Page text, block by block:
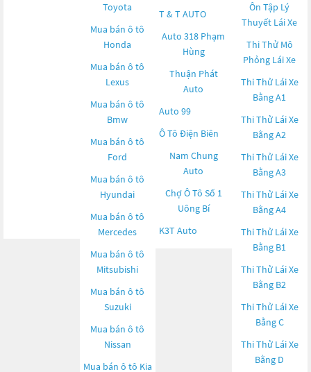
Toyota
Mua bán ô tô
Honda
Mua bán ô tô
Lexus
Mua bán ô tô
Bmw
Mua bán ô tô
Ford
Mua bán ô tô
Hyundai
Mua bán ô tô
Mercedes
Mua bán ô tô
Mitsubishi
Mua bán ô tô
Suzuki
Mua bán ô tô
Nissan
Mua bán ô tô Kia
T & T AUTO
Auto 318 Phạm
Hùng
Thuận Phát
Auto
Auto 99
Ô Tô Điện Biên
Nam Chung
Auto
Chợ Ô Tô Số 1
Uông Bí
K3T Auto
Ôn Tập Lý
Thuyết Lái Xe
Thi Thử Mô
Phỏng Lái Xe
Thi Thử Lái Xe
Bằng A1
Thi Thử Lái Xe
Bằng A2
Thi Thử Lái Xe
Bằng A3
Thi Thử Lái Xe
Bằng A4
Thi Thử Lái Xe
Bằng B1
Thi Thử Lái Xe
Bằng B2
Thi Thử Lái Xe
Bằng C
Thi Thử Lái Xe
Bằng D